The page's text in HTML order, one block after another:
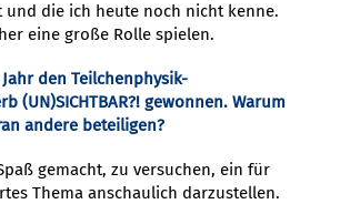
die ich heute noch nicht kenne.
eine große Rolle spielen.
den Teilchenphysik-
(UN)SICHTBAR?! gewonnen. Warum
andere beteiligen?
gemacht, zu versuchen, ein für
Thema anschaulich darzustellen.